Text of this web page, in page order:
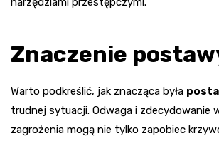
Znaczenie
Warto podkreślić, jak znacząca była
trudnej sytuacji. Odwaga i zdecydowanie
zagrożenia mogą nie tylko zapobiec